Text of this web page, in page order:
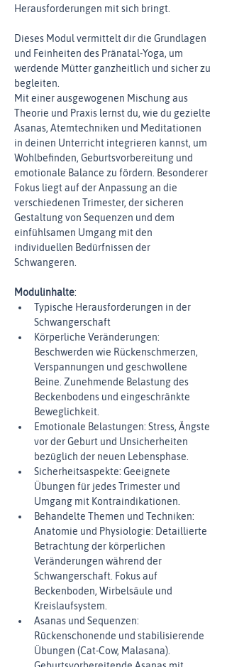
Herausforderungen mit sich bringt.
Dieses Modul vermittelt dir die Grundlagen
und Feinheiten des Pränatal-Yoga, um
werdende Mütter ganzheitlich und sicher zu
begleiten.
Mit einer ausgewogenen Mischung aus
Theorie und Praxis lernst du, wie du gezielte
Asanas, Atemtechniken und Meditationen
in deinen Unterricht integrieren kannst, um
Wohlbefinden, Geburtsvorbereitung und
emotionale Balance zu fördern. Besonderer
Fokus liegt auf der Anpassung an die
verschiedenen Trimester, der sicheren
Gestaltung von Sequenzen und dem
einfühlsamen Umgang mit den
individuellen Bedürfnissen der
Schwangeren.
Modulinhalte:
Typische Herausforderungen in der
Schwangerschaft
Körperliche Veränderungen:
Beschwerden wie Rückenschmerzen,
Verspannungen und geschwollene
Beine. Zunehmende Belastung des
Beckenbodens und eingeschränkte
Beweglichkeit.
Emotionale Belastungen: Stress, Ängste
vor der Geburt und Unsicherheiten
bezüglich der neuen Lebensphase.
Sicherheitsaspekte: Geeignete
Übungen für jedes Trimester und
Umgang mit Kontraindikationen.
Behandelte Themen und Techniken:
Anatomie und Physiologie: Detaillierte
Betrachtung der körperlichen
Veränderungen während der
Schwangerschaft. Fokus auf
Beckenboden, Wirbelsäule und
Kreislaufsystem.
Asanas und Sequenzen:
Rückenschonende und stabilisierende
Übungen (Cat-Cow, Malasana).